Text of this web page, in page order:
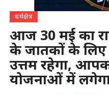
धर्मक्षेत्र
आज 30 मई का
के जातकों के लिए
उत्तम रहेगा,
योजनाओं में